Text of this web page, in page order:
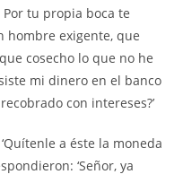
Por tu propia boca te
hombre exigente, que
cosecho lo que no he
mi dinero en el banco
con intereses?’
a éste la moneda
‘Señor, ya